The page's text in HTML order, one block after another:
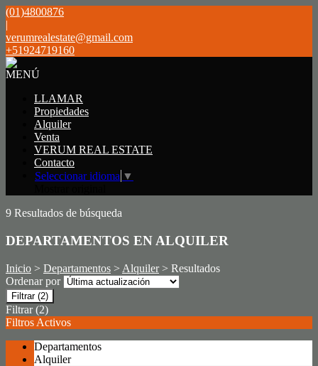
(01)4800876
|
verumrealestate@gmail.com
+51924719160
MENÚ
LLAMAR
Propiedades
Alquiler
Venta
VERUM REAL ESTATE
Contacto
Seleccionar idioma ▼
9 Resultados de búsqueda
DEPARTAMENTOS EN ALQUILER
Inicio > Departamentos > Alquiler> Resultados
Ordenar por
Filtrar (2)
Filtrar (2)
Filtros Activos
Departamentos
Alquiler